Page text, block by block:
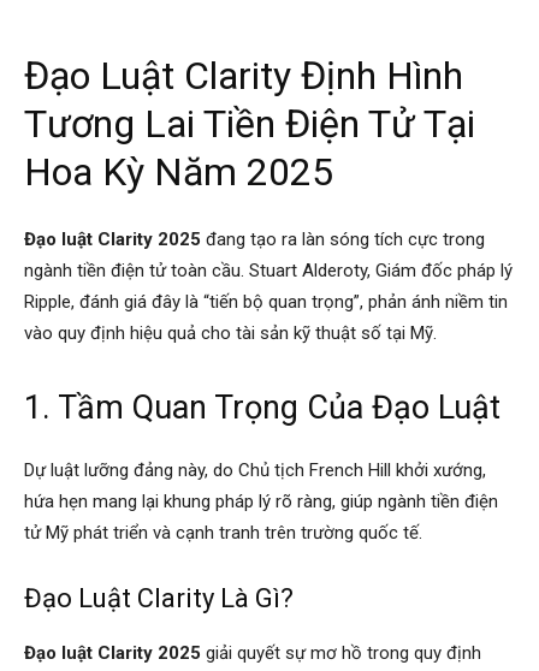
Đạo Luật Clarity Định Hình
Tương Lai Tiền Điện Tử Tại
Hoa Kỳ Năm 2025
Đạo luật Clarity 2025 đang tạo ra làn sóng tích cực trong
ngành tiền điện tử toàn cầu. Stuart Alderoty, Giám đốc pháp lý
Ripple, đánh giá đây là “tiến bộ quan trọng”, phản ánh niềm tin
vào quy định hiệu quả cho tài sản kỹ thuật số tại Mỹ.
1. Tầm Quan Trọng Của Đạo Luật
Dự luật lưỡng đảng này, do Chủ tịch French Hill khởi xướng,
hứa hẹn mang lại khung pháp lý rõ ràng, giúp ngành tiền điện
tử Mỹ phát triển và cạnh tranh trên trường quốc tế.
Đạo Luật Clarity Là Gì?
Đạo luật Clarity 2025 giải quyết sự mơ hồ trong quy định